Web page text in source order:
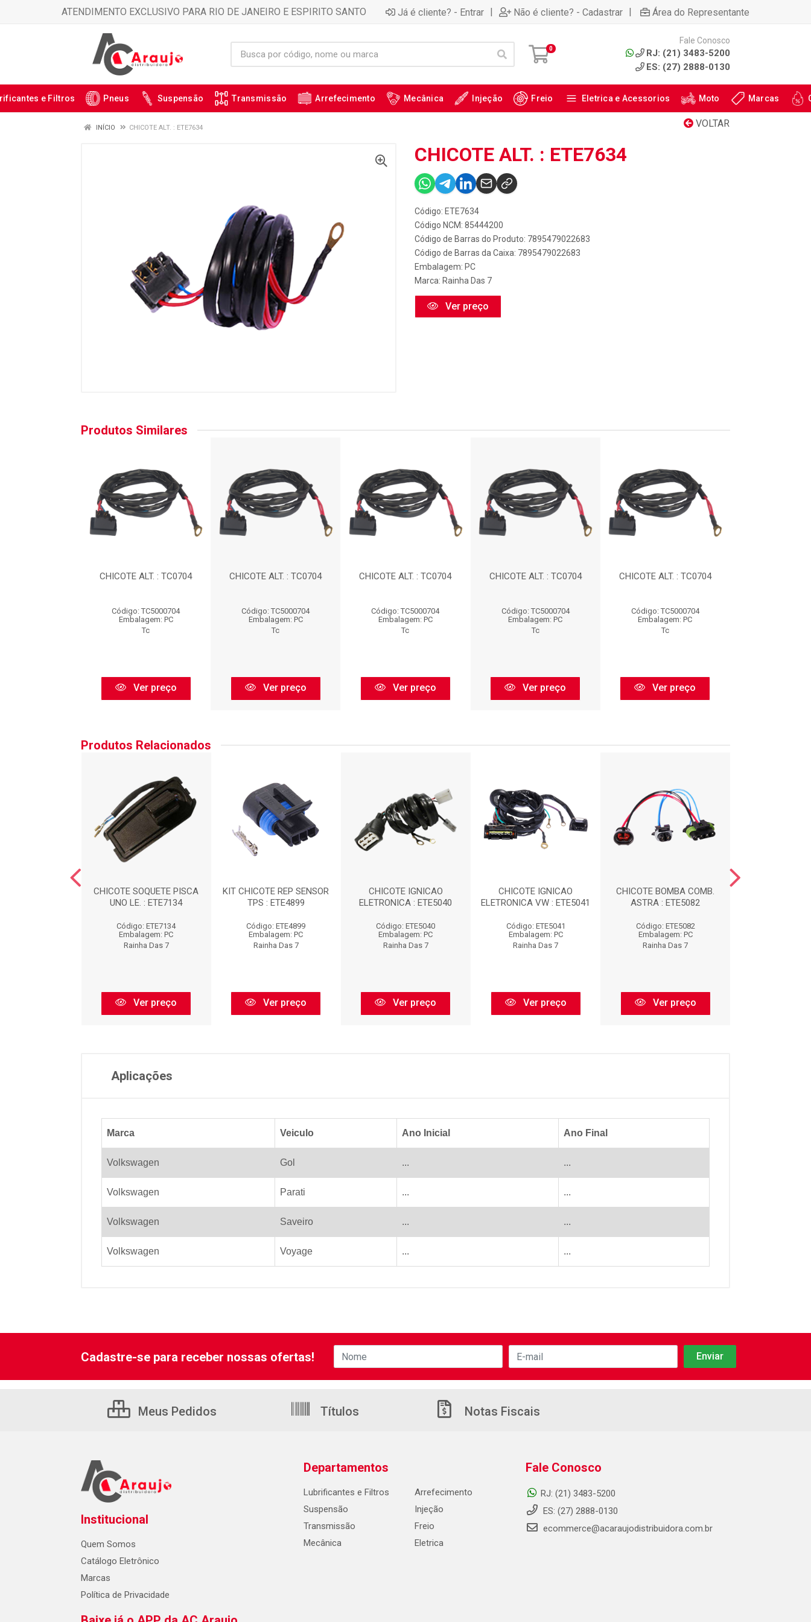
ATENDIMENTO EXCLUSIVO PARA RIO DE JANEIRO E ESPIRITO SANTO Já é cliente? - Entrar | Não é cliente? - Cadastrar | Área do Representante
0
Fale Conosco
RJ: (21) 3483-5200
ES: (27) 2888-0130
e Filtros Pneus Suspensão Transmissão Arrefecimento Mecânica Injeção Freio Eletrica e Acessorios Moto Marcas
VOLTAR
INÍCIO CHICOTE ALT. : ETE7634
CHICOTE ALT. : ETE7634
Código: ETE7634
Código NCM: 85444200
Código de Barras do Produto: 7895479022683
Código de Barras da Caixa: 7895479022683
Embalagem: PC
Marca: Rainha Das 7
Ver preço
Produtos Similares
CHICOTE ALT. : TC0704
Código: TC5000704
Embalagem: PC
Tc
Ver preço
CHICOTE ALT. : TC0704
Código: TC5000704
Embalagem: PC
Tc
Ver preço
CHICOTE ALT. : TC0704
Código: TC5000704
Embalagem: PC
Tc
Ver preço
CHICOTE ALT. : TC0704
Código: TC5000704
Embalagem: PC
Tc
Ver preço
CHICOTE ALT. : TC0704
Código: TC5000704
Embalagem: PC
Tc
Ver preço
Produtos Relacionados
CHICOTE SOQUETE PISCA
UNO LE. : ETE7134
Código: ETE7134
Embalagem: PC
Rainha Das 7
Ver preço
KIT CHICOTE REP SENSOR
TPS : ETE4899
Código: ETE4899
Embalagem: PC
Rainha Das 7
Ver preço
CHICOTE IGNICAO
ELETRONICA : ETE5040
Código: ETE5040
Embalagem: PC
Rainha Das 7
Ver preço
CHICOTE IGNICAO
ELETRONICA VW : ETE5041
Código: ETE5041
Embalagem: PC
Rainha Das 7
Ver preço
CHICOTE BOMBA COMB.
ASTRA : ETE5082
Código: ETE5082
Embalagem: PC
Rainha Das 7
Ver preço
Aplicações
Marca Veiculo Ano Inicial Ano Final
Volkswagen Gol ... ...
Volkswagen Parati ... ...
Volkswagen Saveiro ... ...
Volkswagen Voyage ... ...
Cadastre-se para receber nossas ofertas!
Meus Pedidos Títulos Notas Fiscais
Institucional
Quem Somos
Catálogo Eletrônico
Marcas
Política de Privacidade
Departamentos
Lubrificantes e Filtros
Suspensão
Transmissão
Mecânica
Arrefecimento
Injeção
Freio
Eletrica
Fale Conosco
RJ: (21) 3483-5200
ES: (27) 2888-0130
ecommerce@acaraujodistribuidora.com.br